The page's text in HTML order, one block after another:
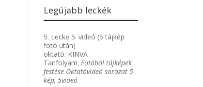
Legújabb leckék
5. Lecke 5. videó (5 tájkép
fotó után)
oktató: KINVA
Tanfolyam:Fotóból tájképek
festése Oktatóvideó sorozat 5
kép, 5videó